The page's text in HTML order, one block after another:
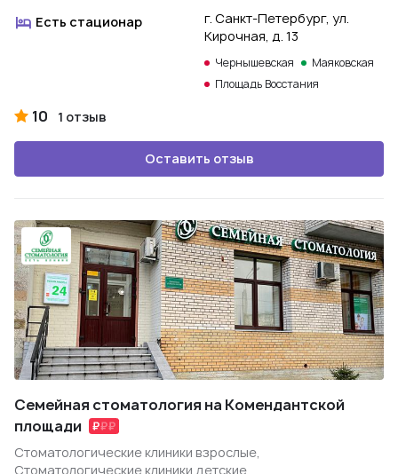
Есть стационар
г. Санкт-Петербург, ул.
Кирочная, д. 13
Чернышевская
Маяковская
Площадь Восстания
10 1 отзыв
Оставить отзыв
Семейная стоматология на Комендантской
площади
Стоматологические клиники взрослые,
Стоматологические клиники детские